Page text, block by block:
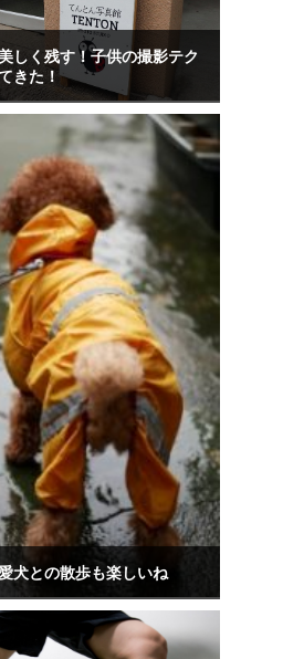
しく残す！子供の撮影テク
きた！
犬との散歩も楽しいね